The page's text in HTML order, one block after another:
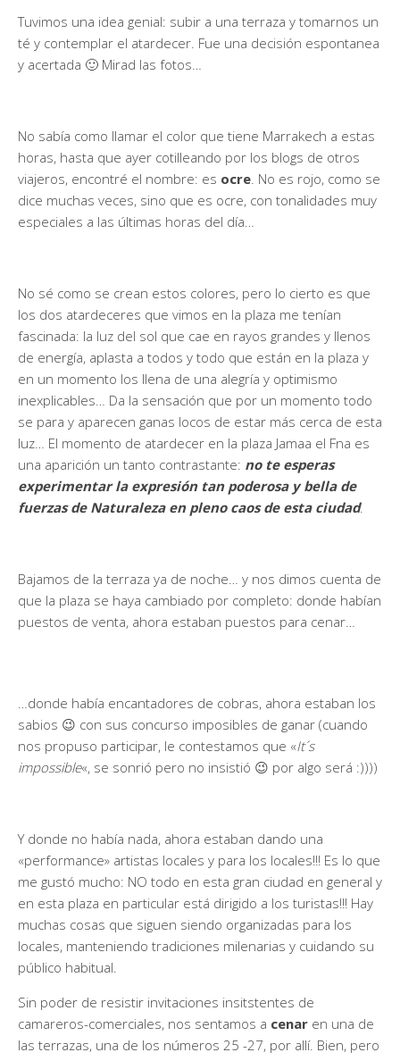
Tuvimos una idea genial: subir a una terraza y tomarnos un
té y contemplar el atardecer. Fue una decisión espontanea
y acertada 🙂 Mirad las fotos…
No sabía como llamar el color que tiene Marrakech a estas
horas, hasta que ayer cotilleando por los blogs de otros
viajeros, encontré el nombre: es ocre . No es rojo, como se
dice muchas veces, sino que es ocre, con tonalidades muy
especiales a las últimas horas del día…
No sé como se crean estos colores, pero lo cierto es que
los dos atardeceres que vimos en la plaza me tenían
fascinada: la luz del sol que cae en rayos grandes y llenos
de energía, aplasta a todos y todo que están en la plaza y
en un momento los llena de una alegría y optimismo
inexplicables… Da la sensación que por un momento todo
se para y aparecen ganas locos de estar más cerca de esta
luz… El momento de atardecer en la plaza Jamaa el Fna es
una aparición un tanto contrastante: no te esperas
experimentar la expresión tan poderosa y bella de
fuerzas de Naturaleza en pleno caos de esta ciudad.
Bajamos de la terraza ya de noche… y nos dimos cuenta de
que la plaza se haya cambiado por completo: donde habían
puestos de venta, ahora estaban puestos para cenar…
…donde había encantadores de cobras, ahora estaban los
sabios 😉 con sus concurso imposibles de ganar (cuando
nos propuso participar, le contestamos que «It´s
impossible«, se sonrió pero no insistió 😉 por algo será :))))
Y donde no había nada, ahora estaban dando una
«performance» artistas locales y para los locales!!! Es lo que
me gustó mucho: NO todo en esta gran ciudad en general y
en esta plaza en particular está dirigido a los turistas!!! Hay
muchas cosas que siguen siendo organizadas para los
locales, manteniendo tradiciones milenarias y cuidando su
público habitual.
Sin poder de resistir invitaciones insitstentes de
camareros-comerciales, nos sentamos a cenar en una de
las terrazas, una de los números 25 -27, por allí. Bien, pero